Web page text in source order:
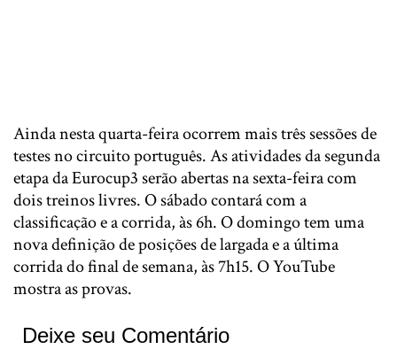
Ainda nesta quarta-feira ocorrem mais três sessões de
testes no circuito português. As atividades da segunda
etapa da Eurocup3 serão abertas na sexta-feira com
dois treinos livres. O sábado contará com a
classificação e a corrida, às 6h. O domingo tem uma
nova definição de posições de largada e a última
corrida do final de semana, às 7h15. O YouTube
mostra as provas.
Deixe seu Comentário